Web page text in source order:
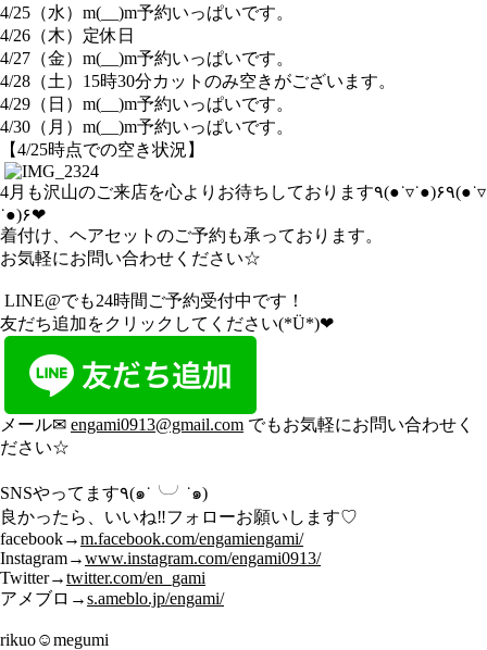
4/25（水）m(__)m予約いっぱいです。
4/26（木）定休日
4/27（金）m(__)m予約いっぱいです。
4/28（土）15時30分カットのみ空きがございます。
4/29（日）m(__)m予約いっぱいです。
4/30（月）m(__)m予約いっぱいです。
【4/25時点での空き状況】
4月も沢山のご来店を心よりお待ちしております٩(●˙▿˙●)۶٩(●˙▿
˙●)۶❤︎
着付け、ヘアセットのご予約も承っております。
お気軽にお問い合わせください☆
LINE@でも24時間ご予約受付中です！
友だち追加をクリックしてください(*Ü*)❤︎
メール✉︎ engami0913@gmail.com でもお気軽にお問い合わせく
ださい☆
SNSやってます٩(๑˙╰╯˙๑)
良かったら、いいね‼︎フォローお願いします♡
facebook→m.facebook.com/engamiengami/
Instagram→www.instagram.com/engami0913/
Twitter→twitter.com/en_gami
アメブロ→s.ameblo.jp/engami/
rikuo☺︎megumi